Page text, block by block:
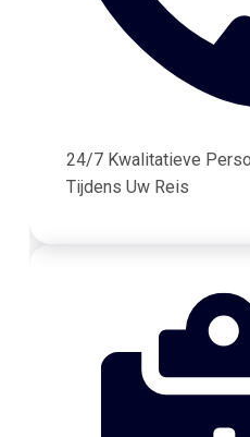
24/7 Kwalitatieve
Tijdens Uw Reis